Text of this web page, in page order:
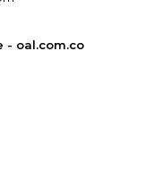
- oal.com.co